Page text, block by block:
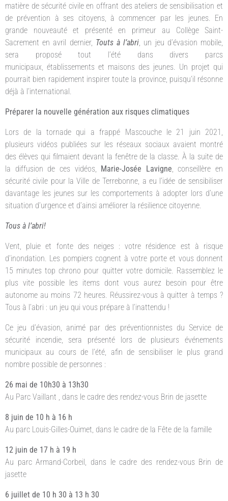
matière de sécurité civile en offrant des ateliers de sensibilisation et
de prévention à ses citoyens, à commencer par les jeunes. En
grande nouveauté et présenté en primeur au Collège Saint-
Sacrement en avril dernier, Touts à l’abri , un jeu d’évasion mobile,
sera proposé tout l’été dans divers parcs
municipaux, établissements et maisons des jeunes. Un projet qui
pourrait bien rapidement inspirer toute la province, puisqu’il résonne
déjà à l’international.
Préparer la nouvelle génération aux risques climatiques
Lors de la tornade qui a frappé Mascouche le 21 juin 2021,
plusieurs vidéos publiées sur les réseaux sociaux avaient montré
des élèves qui filmaient devant la fenêtre de la classe. À la suite de
la diffusion de ces vidéos, Marie-Josée Lavigne , conseillère en
sécurité civile pour la Ville de Terrebonne, a eu l’idée de sensibiliser
davantage les jeunes sur les comportements à adopter lors d’une
situation d’urgence et d’ainsi améliorer la résilience citoyenne.
Tous à l’abri!
Vent, pluie et fonte des neiges : votre résidence est à risque
d’inondation. Les pompiers cognent à votre porte et vous donnent
15 minutes top chrono pour quitter votre domicile. Rassemblez le
plus vite possible les items dont vous aurez besoin pour être
autonome au moins 72 heures. Réussirez-vous à quitter à temps ?
Tous à l’abri : un jeu qui vous prépare à l’inattendu !
Ce jeu d’évasion, animé par des préventionnistes du Service de
sécurité incendie, sera présenté lors de plusieurs événements
municipaux au cours de l’été, afin de sensibiliser le plus grand
nombre possible de personnes :
26 mai de 10h30 à 13h30
Au Parc Vaillant , dans le cadre des rendez-vous Brin de jasette
8 juin de 10 h à 16 h
Au parc Louis-Gilles-Ouimet, dans le cadre de la Fête de la famille
12 juin de 17 h à 19 h
Au parc Armand-Corbeil, dans le cadre des rendez-vous Brin de
jasette
6 juillet de 10 h 30 à 13 h 30